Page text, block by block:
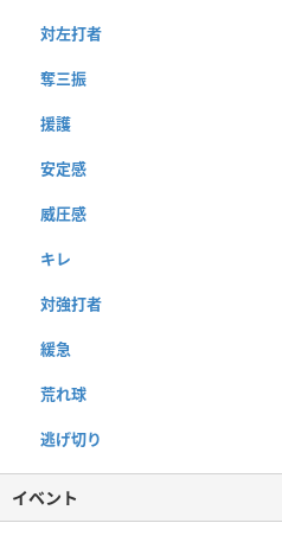
対左打者
奪三振
援護
安定感
威圧感
キレ
対強打者
緩急
荒れ球
逃げ切り
イベント